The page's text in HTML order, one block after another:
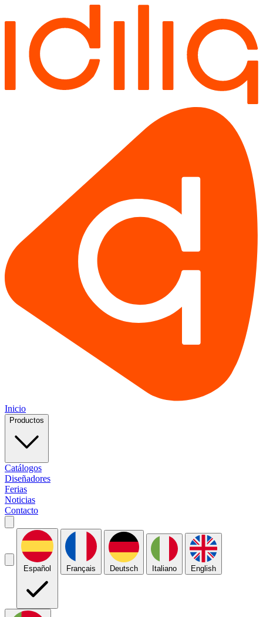
Inicio
Productos
Catálogos
Diseñadores
Ferias
Noticias
Contacto
Español Français Deutsch Italiano English